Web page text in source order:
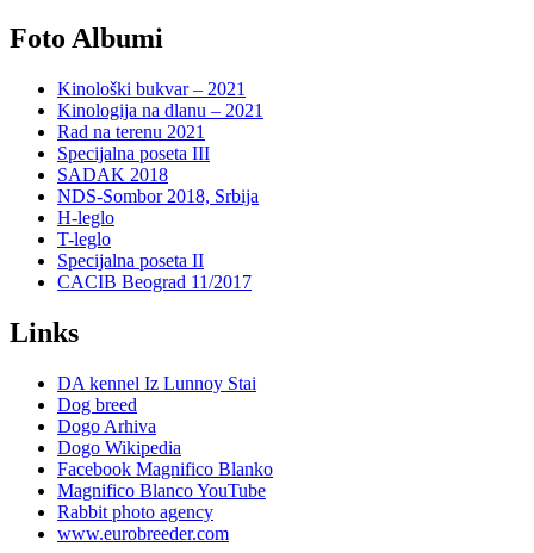
Foto Albumi
Kinološki bukvar – 2021
Kinologija na dlanu – 2021
Rad na terenu 2021
Specijalna poseta III
SADAK 2018
NDS-Sombor 2018, Srbija
H-leglo
T-leglo
Specijalna poseta II
CACIB Beograd 11/2017
Links
DA kennel Iz Lunnoy Stai
Dog breed
Dogo Arhiva
Dogo Wikipedia
Facebook Magnifico Blanko
Magnifico Blanco YouTube
Rabbit photo agency
www.eurobreeder.com